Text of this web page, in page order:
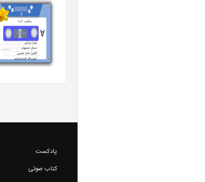
پادکست
کتاب صوتی